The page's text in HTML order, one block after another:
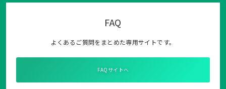
FAQ
よくあるご質問をまとめた専用サイトです。
FAQサイトへ